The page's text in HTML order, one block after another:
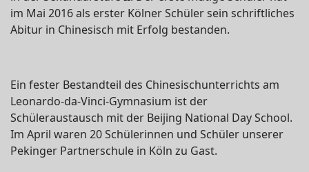
im Mai 2016 als erster Kölner Schüler sein schriftliches
Abitur in Chinesisch mit Erfolg bestanden.
Ein fester Bestandteil des Chinesischunterrichts am
Leonardo-da-Vinci-Gymnasium ist der
Schüleraustausch mit der Beijing National Day School.
Im April waren 20 Schülerinnen und Schüler unserer
Pekinger Partnerschule in Köln zu Gast.